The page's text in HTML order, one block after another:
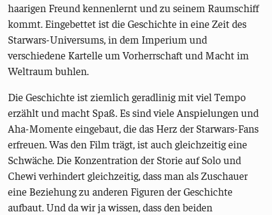
haarigen Freund kennenlernt und zu seinem Raumschiff
kommt. Eingebettet ist die Geschichte in eine Zeit des
Starwars-Universums, in dem Imperium und
verschiedene Kartelle um Vorherrschaft und Macht im
Weltraum buhlen.
Die Geschichte ist ziemlich geradlinig mit viel Tempo
erzählt und macht Spaß. Es sind viele Anspielungen und
Aha-Momente eingebaut, die das Herz der Starwars-Fans
erfreuen. Was den Film trägt, ist auch gleichzeitig eine
Schwäche. Die Konzentration der Storie auf Solo und
Chewi verhindert gleichzeitig, dass man als Zuschauer
eine Beziehung zu anderen Figuren der Geschichte
aufbaut. Und da wir ja wissen, dass den beiden